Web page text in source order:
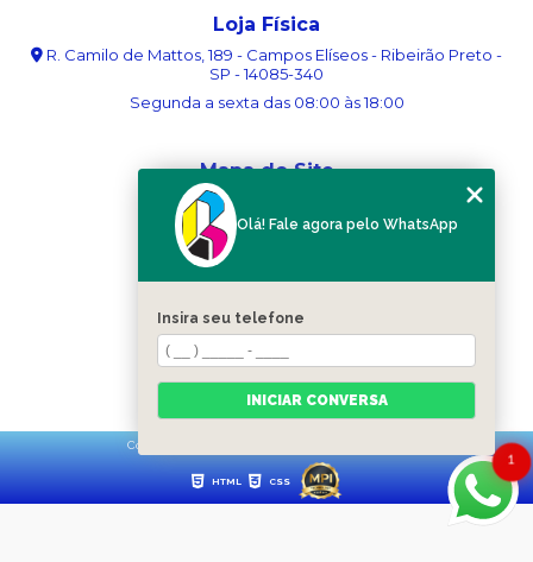
Loja Física
R. Camilo de Mattos, 189 - Campos Elíseos - Ribeirão Preto -
SP - 14085-340
Segunda a sexta das 08:00 às 18:00
Mapa do Site
Sobre nós
Blog
Categorias
Mapa do site
Copyright © Ribergráfica. (Lei 9610 de 19/02/1998)
HTML CSS
1
Olá! Fale agora pelo WhatsApp
Insira seu telefone
INICIAR CONVERSA